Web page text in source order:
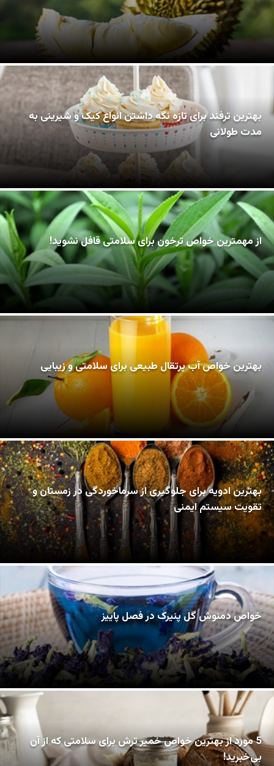
بهترین ترفند برای تازه نگه داشتن انواع کیک و شیرینی به
مدت طولانی
از مهمترین خواص ترخون برای سلامتی قافل نشوید!
بهترین خواص آب پرتقال طبیعی برای سلامتی و زیبایی
بهترین ادویه برای جلوگیری از سرماخوردگی در زمستان و
تقویت سیستم ایمنی
خواص دمنوش گل پنیرک در فصل پاییز
5 مورد از بهترین خواص خمیر ترش برای سلامتی که از آن
بی‌خبرید!